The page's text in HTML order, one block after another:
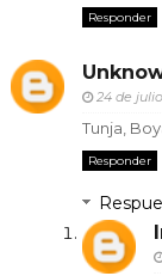
Responder
24 de
Tunja,
Responder